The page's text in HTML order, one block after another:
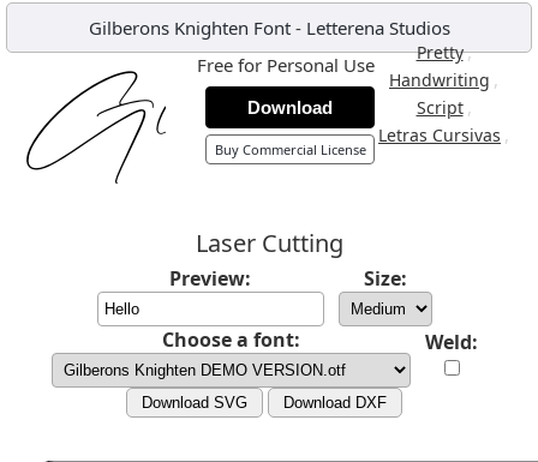
Gilberons Knighten Font- Letterena Studios
Pretty,
Handwriting ,
Script ,
Letras Cursivas ,
Free for Personal Use
Download
Buy Commercial License
Laser Cutting
Preview: Size:
Choose a font: Weld:
Download SVG Download DXF